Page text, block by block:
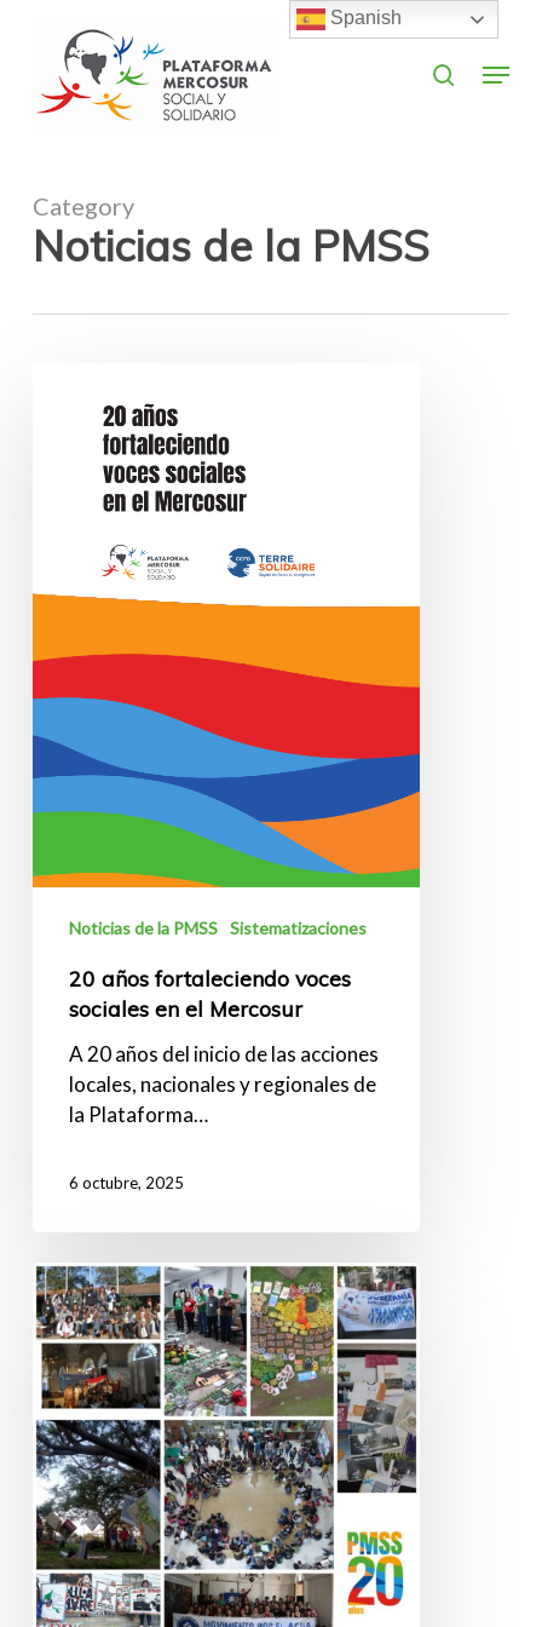
content
Menu
Category
Noticias de la PMSS
fortaleciendo
sociales
Mercosur
Noticias de la PMSS Sistematizaciones
20 años fortaleciendo voces
sociales en el Mercosur
A 20 años del inicio de las acciones
locales, nacionales y regionales de
la Plataforma…
6 octubre, 2025
20
años
tejiendo
solidaridad
en
elMercosur:
voces
sociales,
balancesy
desafíos
Close
Spanish